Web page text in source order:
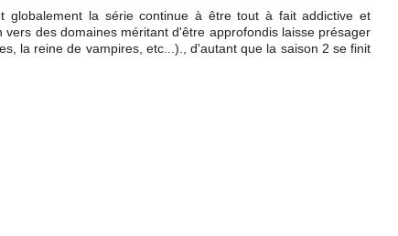
globalement la série continue à être tout à fait addictive et
des domaines méritant d'être approfondis laisse présager
la reine de vampires, etc...)., d'autant que la saison 2 se finit